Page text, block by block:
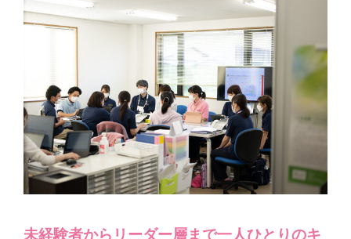
未経験者からリーダー層まで一人ひとりのキ